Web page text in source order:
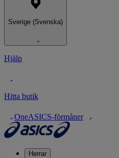
Sverige (Svenska)
Hjälp
Hitta butik
OneASICS-förmåner
Herrar